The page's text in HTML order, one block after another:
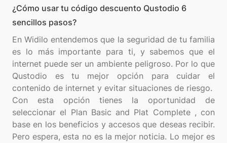
¿Cómo usar tu código descuento Qustodio 6
sencillos pasos?
En Widilo entendemos que la seguridad de tu familia
es lo más importante para ti, y sabemos que el
internet puede ser un ambiente peligroso. Por lo que
Qustodio es tu mejor opción para cuidar el
contenido de internet y evitar situaciones de riesgo.
Con esta opción tienes la oportunidad de
seleccionar el Plan Basic and Plat Complete , con
base en los beneficios y accesos que deseas recibir.
Pero espera, esta no es la mejor noticia. Lo mejor es